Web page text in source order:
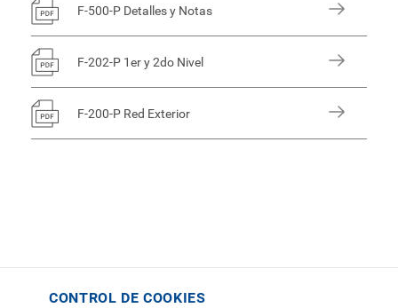
F-500-P Detalles y Notas
F-202-P 1er y 2do Nivel
F-200-P Red Exterior
CONTROL DE COOKIES